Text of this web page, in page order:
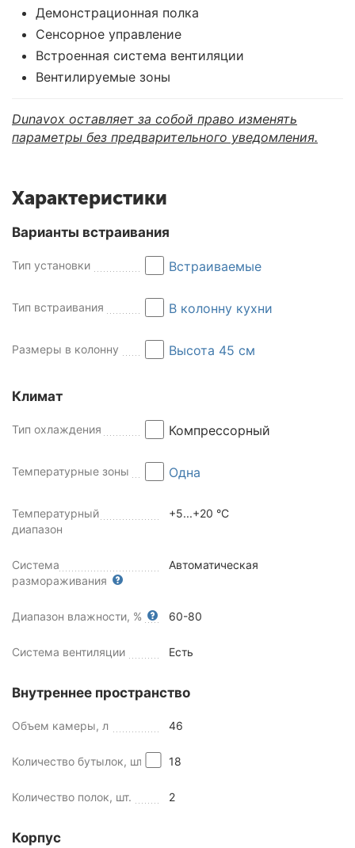
Демонстрационная полка
Сенсорное управление
Встроенная система вентиляции
Вентилируемые зоны
Dunavox оставляет за собой право изменять
параметры без предварительного уведомления.
Характеристики
Варианты встраивания
Тип установки Встраиваемые
Тип встраивания В колонну кухни
Размеры в колонну Высота 45 см
Климат
Тип охлаждения Компрессорный
Температурные зоны Одна
Температурный
диапазон
+5...+20 °C
Система
размораживания
Автоматическая
Диапазон влажности, % 60-80
Система вентиляции Есть
Внутреннее пространство
Объем камеры, л 46
Количество бутылок, шт 18
Количество полок, шт. 2
Корпус